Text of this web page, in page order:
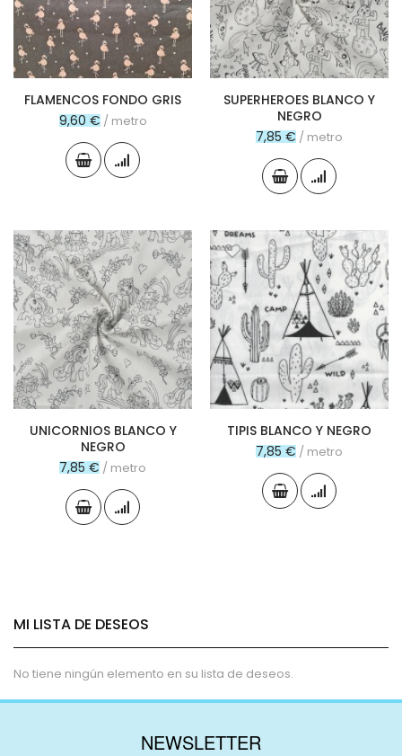
FLAMENCOS FONDO GRIS
9,60 € / metro
SUPERHEROES BLANCO Y
NEGRO
7,85 € / metro
UNICORNIOS BLANCO Y
NEGRO
7,85 € / metro
TIPIS BLANCO Y NEGRO
7,85 € / metro
MI LISTA DE DESEOS
No tiene ningún elemento en su lista de deseos.
NEWSLETTER